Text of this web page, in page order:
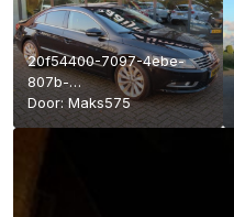
20f54400-7097-4ebe-
807b-
f221fc56343b_837b89d7-
d4f2-40b4-b3e3-
Door: Maks575